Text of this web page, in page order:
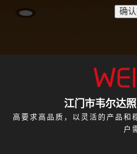
江门市韦尔达
高要求高品质，以灵活的产品和
户